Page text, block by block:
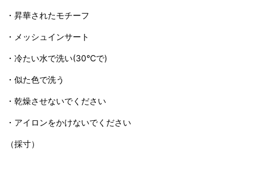
・昇華されたモチーフ
・メッシュインサート
・冷たい水で洗い(30°Cで)
・似た色で洗う
・乾燥させないでください
・アイロンをかけないでください
（採寸）